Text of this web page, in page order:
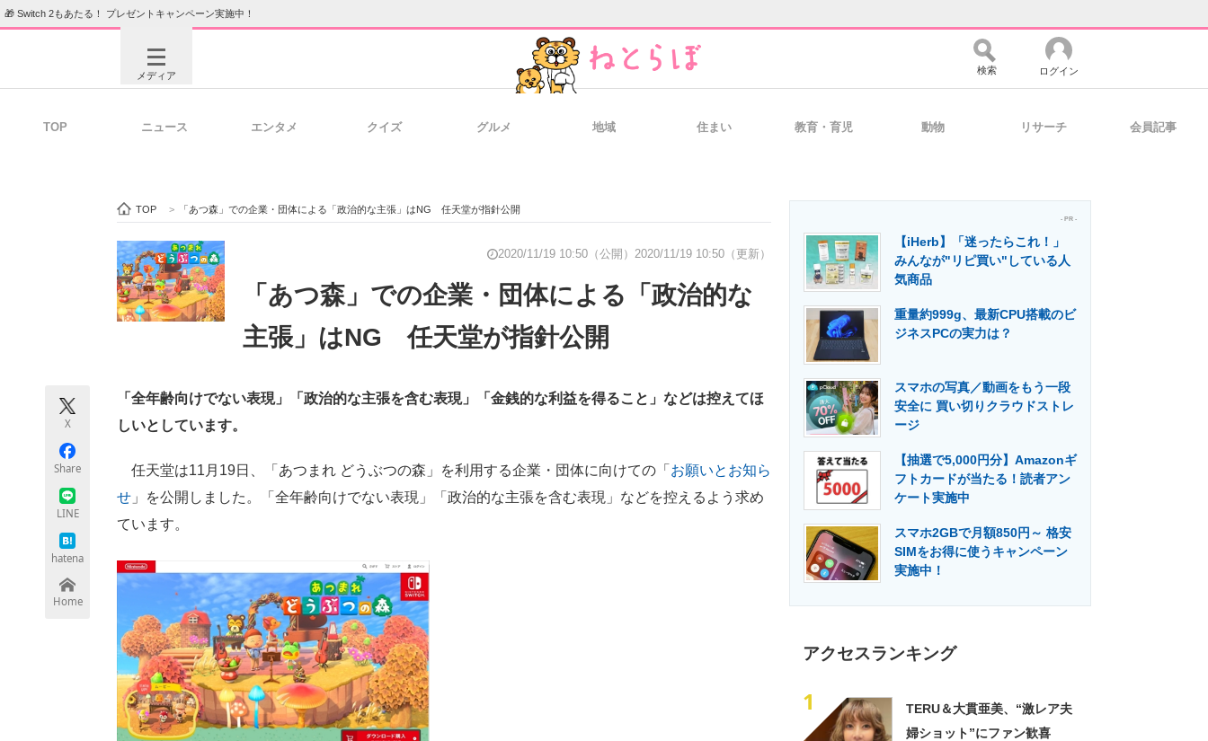
🎁 Switch 2もあたる！ プレゼントキャンペーン実施中！
メディア
ビジネスと働き方のヒント 経営リーダーのコミュニティ マーケ×ITの今がよく分かる
ITエンジニア向け専門サイト 企業向けIT製品の総合サイト IT製品の技術・比較・事例 製造業のIT導入・活用を支援
エネルギーの専門メディア 建設×テクノロジーの最前線
ちょっと気になるネットの話題
検索 ログイン
TOP ニュース エンタメ クイズ グルメ 地域 住まい 教育・育児 動物 リサーチ 会員記事
TOP > 「あつ森」での企業・団体による「政治的な主張」はNG 任天堂が指針公開
2020/11/19 10:50（公開） 2020/11/19 10:50（更新）
「あつ森」での企業・団体による「政治的な
主張」はNG 任天堂が指針公開
X
Share
LINE
hatena
Home
「全年齢向けでない表現」「政治的な主張を含む表現」「金銭的な利益を得ること」などは控えてほ
しいとしています。
任天堂は11月19日、「あつまれ どうぶつの森」を利用する企業・団体に向けての「 お願いとお知ら
せ 」を公開しました。「全年齢向けでない表現」「政治的な主張を含む表現」などを控えるよう求め
ています。
- PR -
【iHerb】「迷ったらこれ！」
みんなが"リピ買い"している人
気商品
重量約999g、最新CPU搭載のビ
ジネスPCの実力は？
スマホの写真／動画をもう一段
安全に 買い切りクラウドストレ
ージ
【抽選で5,000円分】Amazonギ
フトカードが当たる！読者アン
ケート実施中
スマホ2GBで月額850円～ 格安
SIMをお得に使うキャンペーン
実施中！
アクセスランキング
1
TERU＆大貫亜美、“激レア夫
婦ショット”にファン歓喜